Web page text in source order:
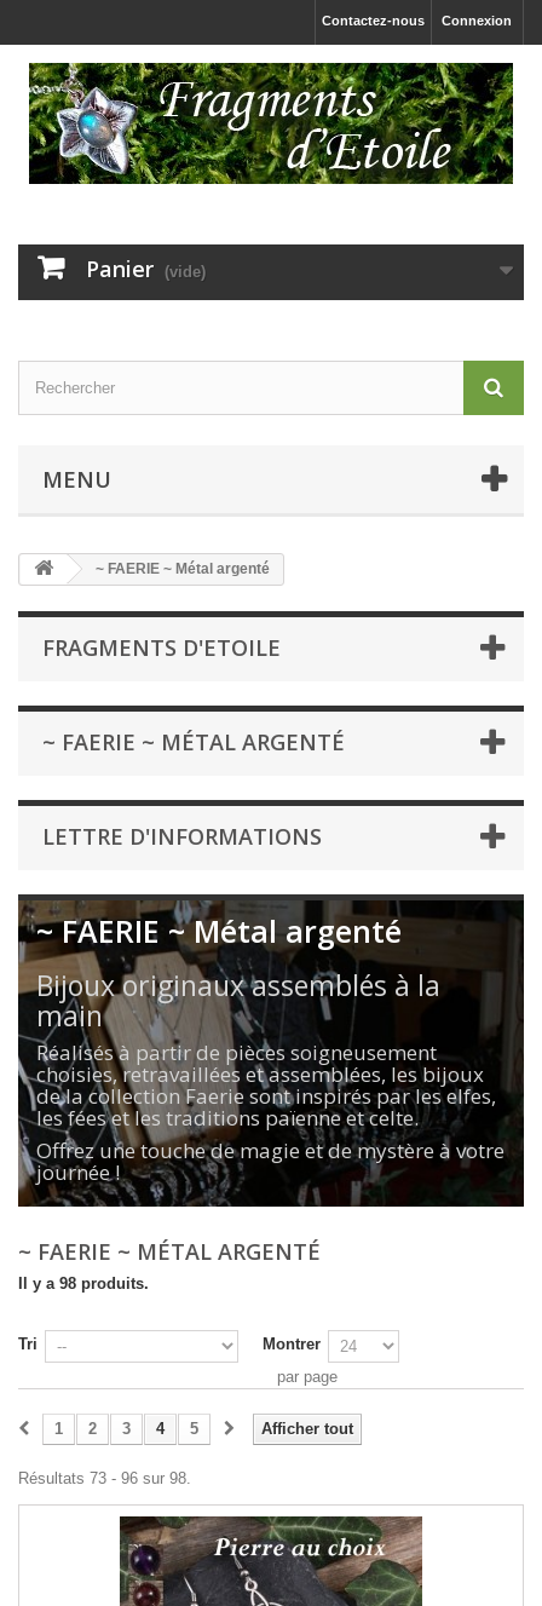
Connexion
Contactez-nous
Panier (vide)
MENU
~ FAERIE ~ Métal argenté
FRAGMENTS D'ETOILE
~ FAERIE ~ MÉTAL ARGENTÉ
LETTRE D'INFORMATIONS
~ FAERIE ~ Métal argenté
Bijoux originaux assemblés à la
main
Réalisés à partir de pièces soigneusement
choisies, retravaillées et assemblées, les bijoux
de la collection Faerie sont inspirés par les elfes,
les fées et les traditions païenne et celte.
Offrez une touche de magie et de mystère à votre
journée !
~ FAERIE ~ MÉTAL ARGENTÉ
Il y a 98 produits.
Tri
Montrer
par page
Afficher tout
1 2 3 4 5
Résultats 73 - 96 sur 98.